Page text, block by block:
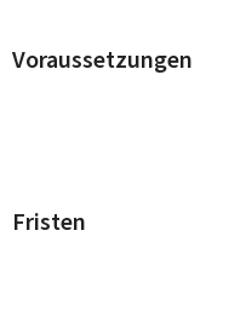
Voraussetzungen
Fristen